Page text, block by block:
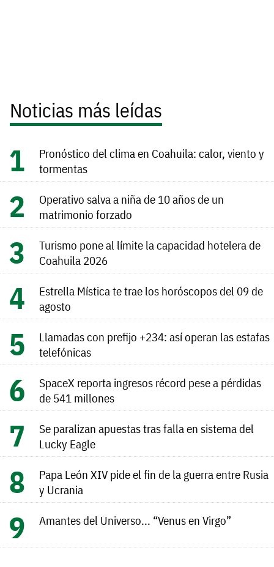
Noticias más leídas
Pronóstico del clima en Coahuila: calor, viento y
tormentas
Operativo salva a niña de 10 años de un
matrimonio forzado
Turismo pone al límite la capacidad hotelera de
Coahuila 2026
Estrella Mística te trae los horóscopos del 09 de
agosto
Llamadas con prefijo +234: así operan las estafas
telefónicas
SpaceX reporta ingresos récord pese a pérdidas
de 541 millones
Se paralizan apuestas tras falla en sistema del
Lucky Eagle
Papa León XIV pide el fin de la guerra entre Rusia
y Ucrania
Amantes del Universo... “Venus en Virgo”